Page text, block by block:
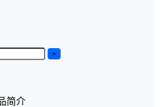
+
简介